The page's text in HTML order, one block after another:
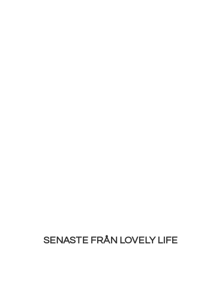
SENASTE FRÅN LOVELY LIFE